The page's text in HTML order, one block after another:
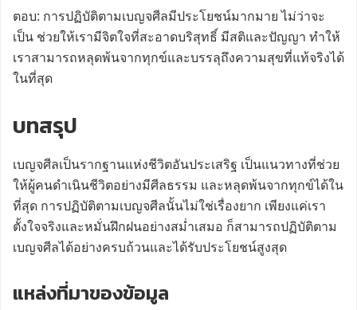
ตอบ: การปฏิบัติตามเบญจศีลมีประโยชน์มากมาย ไม่ว่าจะ
เป็น ช่วยให้เรามีจิตใจที่สะอาดบริสุทธิ์ มีสติและปัญญา ทำให้
เราสามารถหลุดพ้นจากทุกข์และบรรลุถึงความสุขที่แท้จริงได้
ในที่สุด
บทสรุป
เบญจศีลเป็นรากฐานแห่งชีวิตอันประเสริฐ เป็นแนวทางที่ช่วย
ให้ผู้คนดำเนินชีวิตอย่างมีศีลธรรม และหลุดพ้นจากทุกข์ได้ใน
ที่สุด การปฏิบัติตามเบญจศีลนั้นไม่ใช่เรื่องยาก เพียงแค่เรา
ตั้งใจจริงและหมั่นฝึกฝนอย่างสม่ำเสมอ ก็สามารถปฏิบัติตาม
เบญจศีลได้อย่างครบถ้วนและได้รับประโยชน์สูงสุด
แหล่งที่มาของข้อมูล